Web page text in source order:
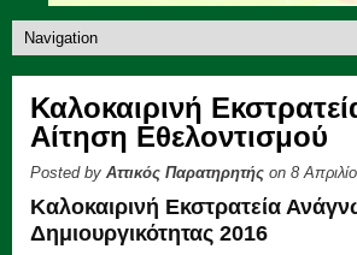
Καλοκαιρινή
Αίτηση Εθελοντισμού
Posted by Αττικός Παρατηρητής on 8
Καλοκαιρινή Εκστρατεία
Δημιουργικότητας 2016